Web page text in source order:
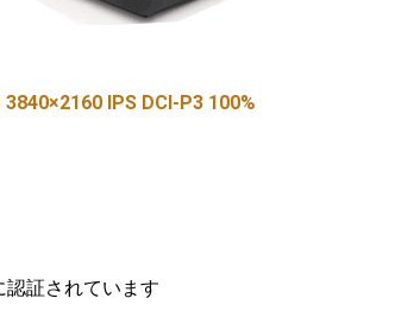
IPS DCI-P3 100%
証されています